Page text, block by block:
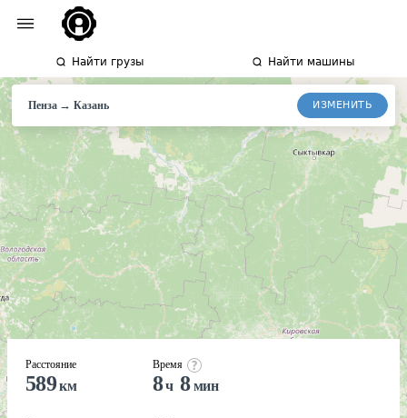
Найти грузы Найти машины
Пенза→Казань ИЗМЕНИТЬ
Расстояние
589км
Время
8ч 8мин